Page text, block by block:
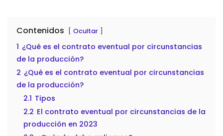
Contenidos Ocultar
1 ¿Qué es el contrato eventual por circunstancias
de la producción?
2 ¿Qué es el contrato eventual por circunstancias
de la producción?
2.1 Tipos
2.2 El contrato eventual por circunstancias de la
producción en 2023